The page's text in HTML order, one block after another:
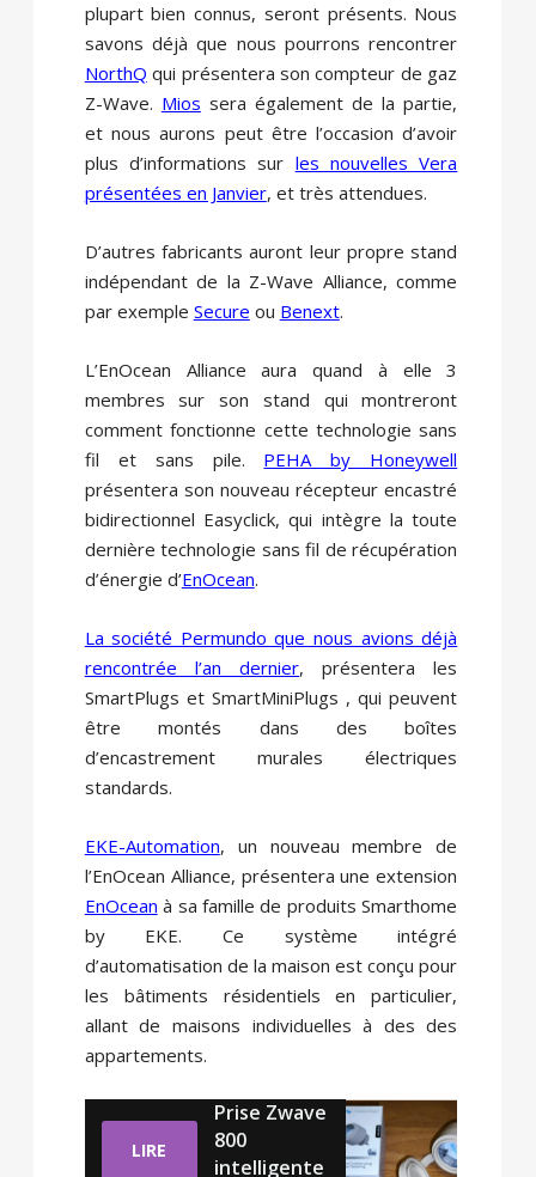
plupart bien connus, seront présents. Nous
savons déjà que nous pourrons rencontrer
NorthQ qui présentera son compteur de gaz
Z-Wave. Mios sera également de la partie,
et nous aurons peut être l’occasion d’avoir
plus d’informations sur les nouvelles Vera
présentées en Janvier, et très attendues.
D’autres fabricants auront leur propre stand
indépendant de la Z-Wave Alliance, comme
par exemple Secure ou Benext.
L’EnOcean Alliance aura quand à elle 3
membres sur son stand qui montreront
comment fonctionne cette technologie sans
fil et sans pile. PEHA by Honeywell
présentera son nouveau récepteur encastré
bidirectionnel Easyclick, qui intègre la toute
dernière technologie sans fil de récupération
d’énergie d’EnOcean.
La société Permundo que nous avions déjà
rencontrée l’an dernier, présentera les
SmartPlugs et SmartMiniPlugs , qui peuvent
être montés dans des boîtes
d’encastrement murales électriques
standards.
EKE-Automation, un nouveau membre de
l’EnOcean Alliance, présentera une extension
EnOcean à sa famille de produits Smarthome
by EKE. Ce système intégré
d’automatisation de la maison est conçu pour
les bâtiments résidentiels en particulier,
allant de maisons individuelles à des des
appartements.
LIRE
Prise Zwave
800
intelligente